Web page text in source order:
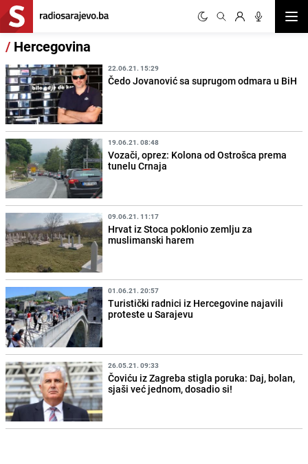
/ Hercegovina
22.06.21. 15:29
Čedo Jovanović sa suprugom odmara u BiH
19.06.21. 08:48
Vozači, oprez: Kolona od Ostrošca prema
tunelu Crnaja
09.06.21. 11:17
Hrvat iz Stoca poklonio zemlju za
muslimanski harem
01.06.21. 20:57
Turistički radnici iz Hercegovine najavili
proteste u Sarajevu
26.05.21. 09:33
Čoviću iz Zagreba stigla poruka: Daj, bolan,
sjaši već jednom, dosadio si!